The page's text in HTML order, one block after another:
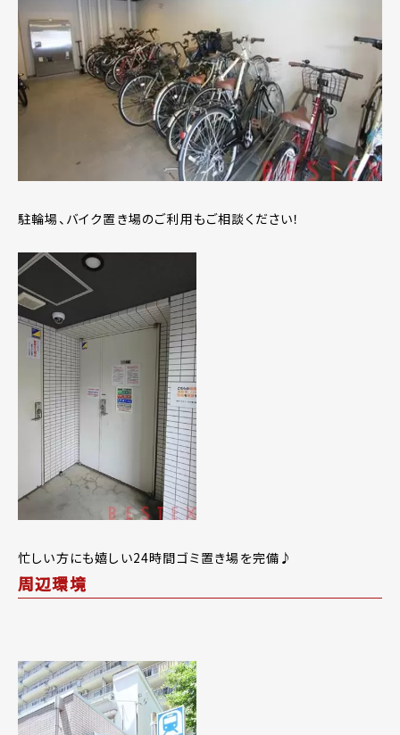
駐輪場、バイク置き場のご利用もご相談ください！
忙しい方にも嬉しい24時間ゴミ置き場を完備♪
周辺環境